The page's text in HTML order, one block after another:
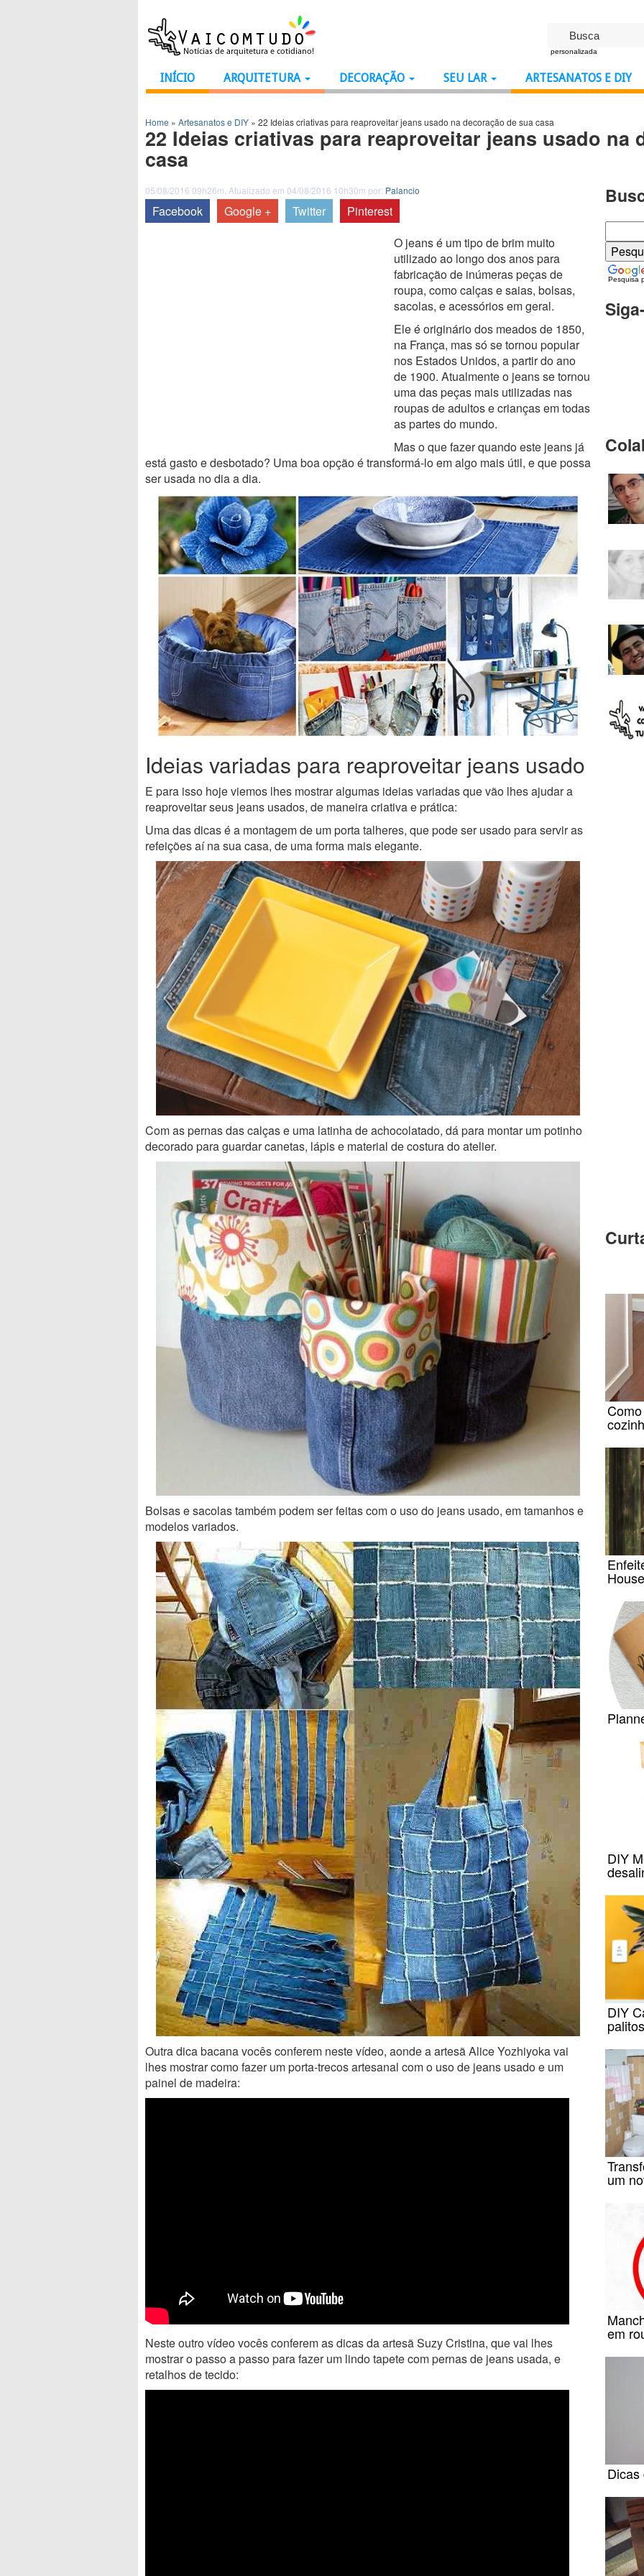
personalizada
INÍCIO ARQUITETURA DECORAÇÃO SEU LAR ARTESANATOS E DIY
Home » Artesanatos e DIY » 22 Ideias criativas para reaproveitar jeans usado na decoração de sua casa
22 Ideias criativas para reaproveitar jeans usado na
casa
05/08/2016 09h26m. Atualizado em 04/08/2016 10h30m por: Palancio
Facebook Google + Twitter
Pinterest
O jeans é um tipo de brim muito
utilizado ao longo dos anos para
fabricação de inúmeras peças de
roupa, como calças e saias, bolsas,
sacolas, e acessórios em geral.
Ele é originário dos meados de 1850,
na França, mas só se tornou popular
nos Estados Unidos, a partir do ano
de 1900. Atualmente o jeans se tornou
uma das peças mais utilizadas nas
roupas de adultos e crianças em todas
as partes do mundo.
Mas o que fazer quando este jeans já
está gasto e desbotado? Uma boa opção é transformá-lo em algo mais útil, e que possa
ser usada no dia a dia.
Ideias variadas para reaproveitar jeans usado
E para isso hoje viemos lhes mostrar algumas ideias variadas que vão lhes ajudar a
reaproveitar seus jeans usados, de maneira criativa e prática:
Uma das dicas é a montagem de um porta talheres, que pode ser usado para servir as
refeições aí na sua casa, de uma forma mais elegante.
Com as pernas das calças e uma latinha de achocolatado, dá para montar um potinho
decorado para guardar canetas, lápis e material de costura do atelier.
Bolsas e sacolas também podem ser feitas com o uso do jeans usado, em tamanhos e
modelos variados.
Outra dica bacana vocês conferem neste vídeo, aonde a artesã Alice Yozhiyoka vai
lhes mostrar como fazer um porta-trecos artesanal com o uso de jeans usado e um
painel de madeira:
Neste outro vídeo vocês conferem as dicas da artesã Suzy Cristina, que vai lhes
mostrar o passo a passo para fazer um lindo tapete com pernas de jeans usada, e
retalhos de tecido:
Pesquisa
DIY
DIY
palitos
um
em